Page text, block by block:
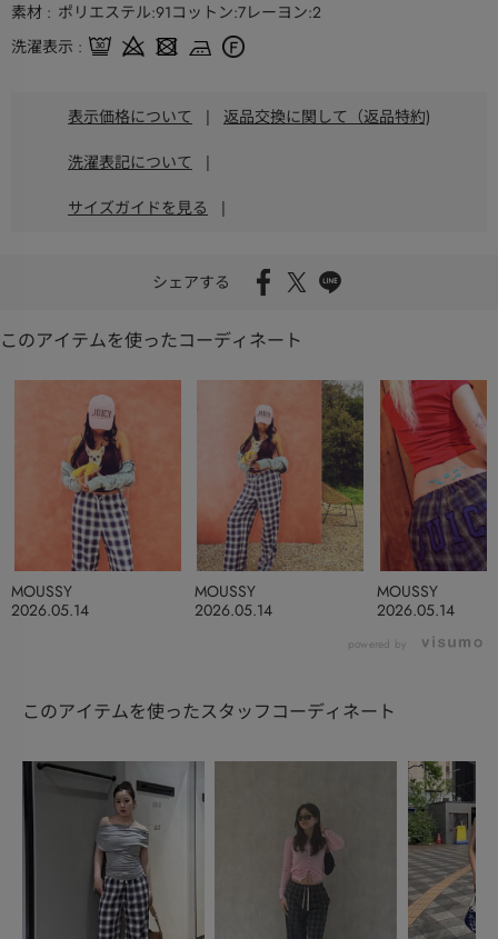
素材
ポリエステル:91コットン:7レーヨン:2
洗濯表示
表示価格について | 返品交換に関して（返品特約)
洗濯表記について |
サイズガイドを見る |
シェアする
このアイテムを使ったコーディネート
2026.05.14
MOUSSY
2026.05.14
MOUSSY
2026.05.14
MOUSSY
powered by
このアイテムを使ったスタッフコーディネート